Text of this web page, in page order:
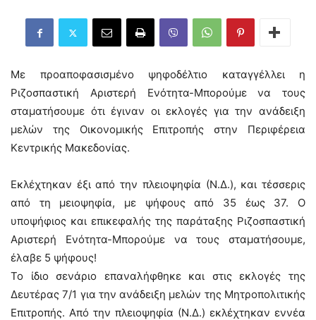
Με προαποφασισμένο ψηφοδέλτιο καταγγέλλει η
Ριζοσπαστική Αριστερή Ενότητα-Μπορούμε να τους
σταματήσουμε ότι έγιναν οι εκλογές για την ανάδειξη
μελών της Οικονομικής Επιτροπής στην Περιφέρεια
Κεντρικής Μακεδονίας.
Εκλέχτηκαν έξι από την πλειοψηφία (Ν.Δ.), και τέσσερις
από τη μειοψηφία, με ψήφους από 35 έως 37. Ο
υποψήφιος και επικεφαλής της παράταξης Ριζοσπαστική
Αριστερή Ενότητα-Μπορούμε να τους σταματήσουμε,
έλαβε 5 ψήφους!
Το ίδιο σενάριο επαναλήφθηκε και στις εκλογές της
Δευτέρας 7/1 για την ανάδειξη μελών της Μητροπολιτικής
Επιτροπής. Από την πλειοψηφία (Ν.Δ.) εκλέχτηκαν εννέα